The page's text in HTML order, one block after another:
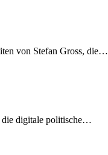
von Stefan Gross, die…
die digitale politische…